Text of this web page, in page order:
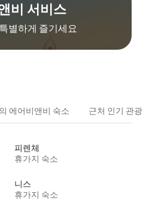
비 서비스
별하게 즐기세요
에어비앤비 숙소 근처 인기 관광
피렌체
휴가지 숙소
니스
휴가지 숙소